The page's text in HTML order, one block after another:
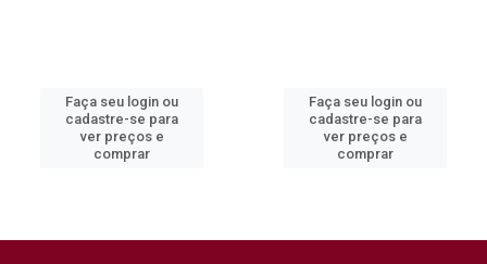
Faça seu login ou
cadastre-se para
ver preços e
comprar
Faça seu login ou
cadastre-se para
ver preços e
comprar